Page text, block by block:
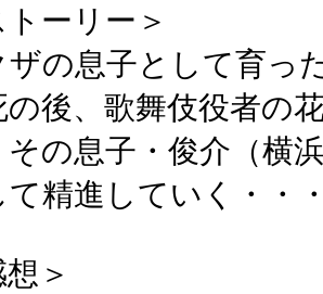
トーリー＞
ザの息子として育っ
の後、歌舞伎役者の
その息子・俊介（横
て精進していく・・
想＞